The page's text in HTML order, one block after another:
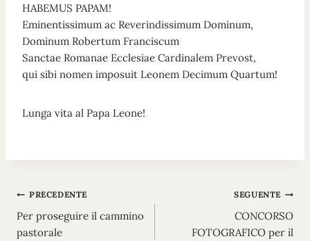
HABEMUS PAPAM!
Eminentissimum ac Reverindissimum Dominum,
Dominum Robertum Franciscum
Sanctae Romanae Ecclesiae Cardinalem Prevost,
qui sibi nomen imposuit Leonem Decimum Quartum!
Lunga vita al Papa Leone!
Navigazione
articoli
PRECEDENTE
Per proseguire il cammino
pastorale
SEGUENTE
CONCORSO
FOTOGRAFICO per il